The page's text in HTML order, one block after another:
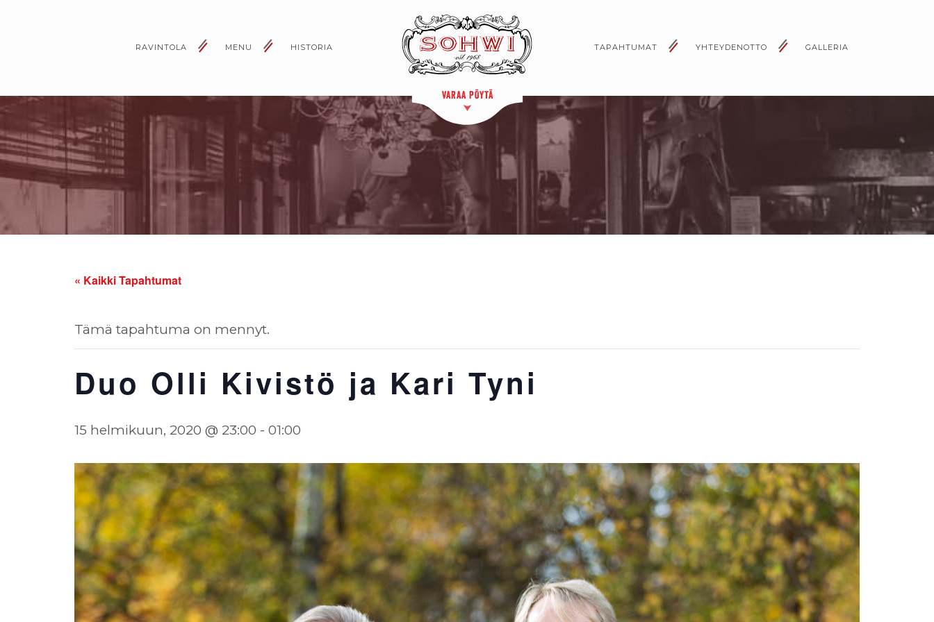
RAVINTOLA MENU HISTORIA TAPAHTUMAT YHTEYDENOTTO GALLERIA
VARAA PÖYTÄ
« Kaikki Tapahtumat
Tämä tapahtuma on mennyt.
Duo Olli Kivistö ja Kari Tyni
15 helmikuun, 2020 @ 23:00 - 01:00